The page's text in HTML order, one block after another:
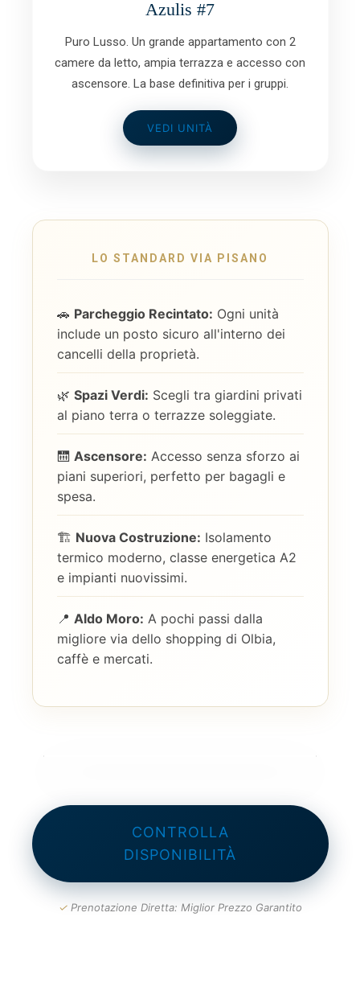
Azulis #7
Puro Lusso. Un grande appartamento con 2
camere da letto, ampia terrazza e accesso con
ascensore. La base definitiva per i gruppi.
VEDI UNITÀ
LO STANDARD VIA PISANO
🚗 Parcheggio Recintato: Ogni unità
include un posto sicuro all'interno dei
cancelli della proprietà.
🌿 Spazi Verdi: Scegli tra giardini privati
al piano terra o terrazze soleggiate.
🛗 Ascensore: Accesso senza sforzo ai
piani superiori, perfetto per bagagli e
spesa.
🏗️ Nuova Costruzione: Isolamento
termico moderno, classe energetica A2
e impianti nuovissimi.
📍 Aldo Moro: A pochi passi dalla
migliore via dello shopping di Olbia,
caffè e mercati.
CONTROLLA
DISPONIBILITÀ
✓Prenotazione Diretta: Miglior Prezzo Garantito